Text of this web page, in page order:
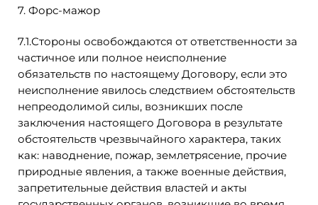
7. Форс-мажор
7.1.Стороны освобождаются от ответственности за
частичное или полное неисполнение
обязательств по настоящему Договору, если это
неисполнение явилось следствием обстоятельств
непреодолимой силы, возникших после
заключения настоящего Договора в результате
обстоятельств чрезвычайного характера, таких
как: наводнение, пожар, землетрясение, прочие
природные явления, а также военные действия,
запретительные действия властей и акты